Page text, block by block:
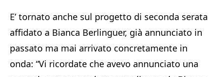
E’ tornato anche sul progetto di seconda serata
affidato a Bianca Berlinguer, già annunciato in
passato ma mai arrivato concretamente in
onda: “Vi ricordate che avevo annunciato una